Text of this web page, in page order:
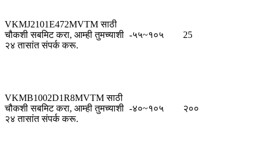
VKMJ2101E472MVTM साठी
चौकशी सबमिट करा, आम्ही तुमच्याशी
२४ तासांत संपर्क करू.
-५५~१०५ 25
VKMB1002D1R8MVTM साठी
चौकशी सबमिट करा, आम्ही तुमच्याशी
२४ तासांत संपर्क करू.
-४०~१०५ २००